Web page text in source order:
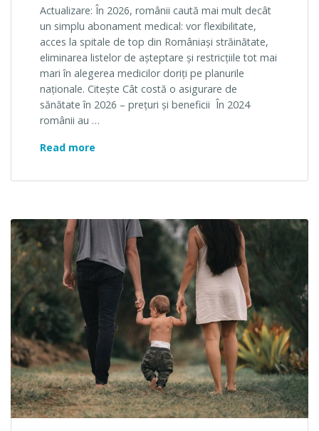
Actualizare: În 2026, românii caută mai mult decât
un simplu abonament medical: vor flexibilitate,
acces la spitale de top din Româniași străinătate,
eliminarea listelor de așteptare și restricțiile tot mai
mari în alegerea medicilor doriți pe planurile
naționale. Citește Cât costă o asigurare de
sănătate în 2026 – prețuri și beneficii În 2024
românii au …
Read more